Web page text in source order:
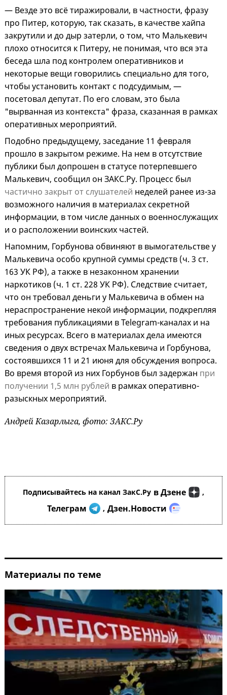
— Везде это всё тиражировали, в частности, фразу
про Питер, которую, так сказать, в качестве хайпа
закрутили и до дыр затерли, о том, что Малькевич
плохо относится к Питеру, не понимая, что вся эта
беседа шла под контролем оперативников и
некоторые вещи говорились специально для того,
чтобы установить контакт с подсудимым, —
посетовал депутат. По его словам, это была
"вырванная из контекста" фраза, сказанная в рамках
оперативных мероприятий.
Подобно предыдущему, заседание 11 февраля
прошло в закрытом режиме. На нем в отсутствие
публики был допрошен в статусе потерпевшего
Малькевич, сообщил он ЗАКС.Ру. Процесс был
частично закрыт от слушателей неделей ранее из-за
возможного наличия в материалах секретной
информации, в том числе данных о военнослужащих
и о расположении воинских частей.
Напомним, Горбунова обвиняют в вымогательстве у
Малькевича особо крупной суммы средств (ч. 3 ст.
163 УК РФ), а также в незаконном хранении
наркотиков (ч. 1 ст. 228 УК РФ). Следствие считает,
что он требовал деньги у Малькевича в обмен на
нераспространение некой информации, подкрепляя
требования публикациями в Telegram-каналах и на
иных ресурсах. Всего в материалах дела имеются
сведения о двух встречах Малькевича и Горбунова,
состоявшихся 11 и 21 июня для обсуждения вопроса.
Во время второй из них Горбунов был задержан при
получении 1,5 млн рублей в рамках оперативно-
разыскных мероприятий.
Андрей Казарлыга, фото: ЗАКС.Ру
Подписывайтесь на канал ЗакС.Ру в Дзене ,
Телеграм , Дзен.Новости
Материалы по теме